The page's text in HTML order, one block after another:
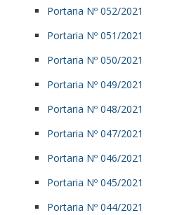
Portaria Nº 052/2021
Portaria Nº 051/2021
Portaria Nº 050/2021
Portaria Nº 049/2021
Portaria Nº 048/2021
Portaria Nº 047/2021
Portaria Nº 046/2021
Portaria Nº 045/2021
Portaria Nº 044/2021